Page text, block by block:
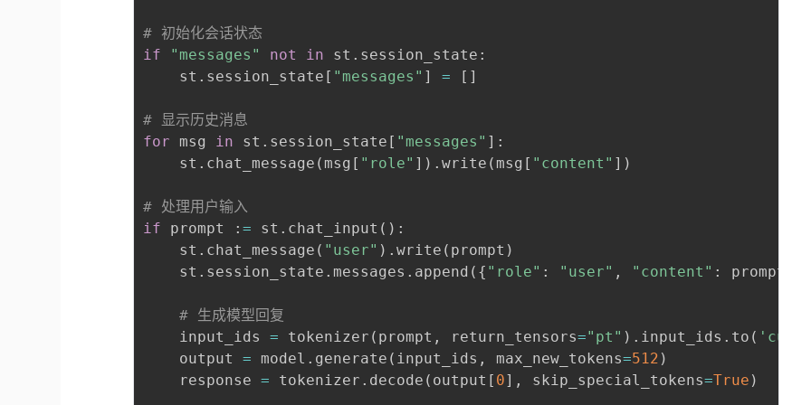
# 初始化会话状态
if
"messages" not in st . session_state :
    st
. session_state [ "messages" ] = [ ]
# 显示历史消息
for msg in st . session_state [ "messages" ] :
    st
. chat_message ( msg [ "role" ] ) .write ( msg [ "content" ] )
# 处理用户输入
if prompt := st . chat_input ( ) :
    st
. chat_message ( "user" ) .write ( prompt )
    st
. session_state . messages . append ( { "role" : "user" , "content" : prompt
# 生成模型回复
    input_ids
= tokenizer ( prompt , return_tensors="pt" ) . input_ids . to (
    output
= model . generate ( input_ids , max_new_tokens=512 )
    response
= tokenizer . decode ( output [ 0] , skip_special_tokens=True )